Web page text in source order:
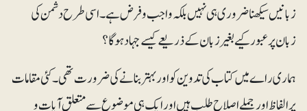
زبانیں سیکھنا ضروری ہی نہیں بلکہ واجب و فرض ہے۔ اسی طرح دشمن کی
زبان پر عبور کیے بغیر زبان کے ذریعے کیسے جہاد ہوگا؟
ہماری راے میں کتاب کی تدوین کو اور بہتر بنانے کی ضرورت تھی۔ کئی مقامات
پر الفاظ اور جملے اصلاح طلب ہیں اور ایک ہی موضوع سے متعلق آیات و